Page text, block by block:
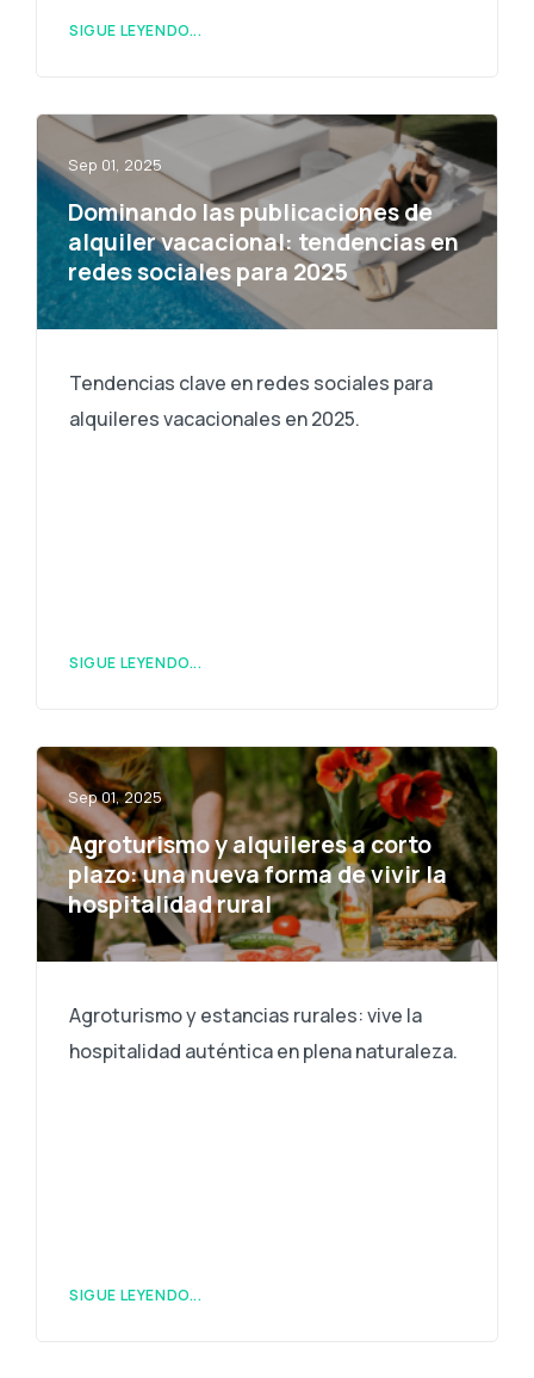
SIGUE LEYENDO...
Sep 01, 2025
Dominando las publicaciones de
alquiler vacacional: tendencias en
redes sociales para 2025
Tendencias clave en redes sociales para
alquileres vacacionales en 2025.
SIGUE LEYENDO...
Sep 01, 2025
Agroturismo y alquileres a corto
plazo: una nueva forma de vivir la
hospitalidad rural
Agroturismo y estancias rurales: vive la
hospitalidad auténtica en plena naturaleza.
SIGUE LEYENDO...